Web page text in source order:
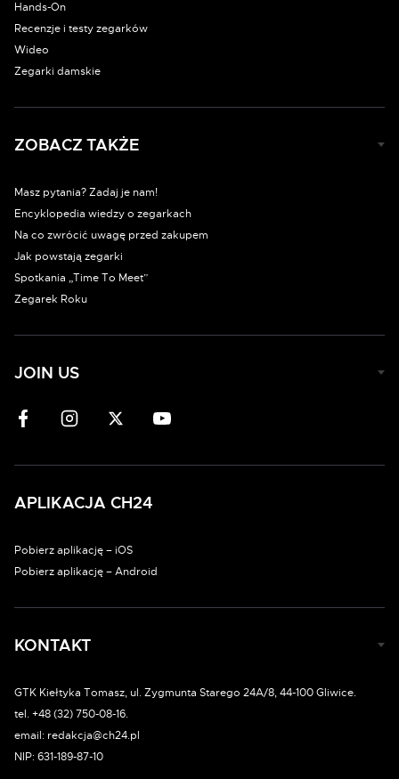
Hands-On
Recenzje i testy zegarków
Wideo
Zegarki damskie
ZOBACZ TAKŻE
Masz pytania? Zadaj je nam!
Encyklopedia wiedzy o zegarkach
Na co zwrócić uwagę przed zakupem
Jak powstają zegarki
Spotkania „Time To Meet”
Zegarek Roku
JOIN US
APLIKACJA CH24
Pobierz aplikację – iOS
Pobierz aplikację – Android
KONTAKT
GTK Kiełtyka Tomasz, ul. Zygmunta Starego 24A/8, 44-100 Gliwice.
tel. +48 (32) 750-08-16.
email: redakcja@ch24.pl
NIP: 631-189-87-10